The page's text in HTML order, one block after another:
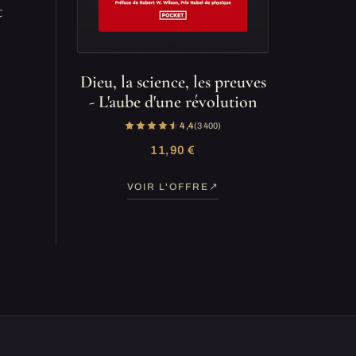
Dieu, la science, les preuves
- L'aube d'une révolution
4,4(3 400)
11,90 €
VOIR L'OFFRE